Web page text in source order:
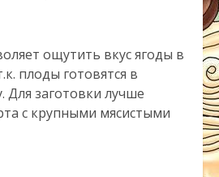
ощутить вкус ягоды в
плоды готовятся в
Для заготовки лучше
с крупными мясистыми